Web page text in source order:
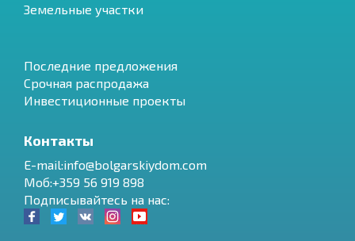
Земельные участки
Последние предложения
Срочная распродажа
Инвестиционные проекты
Контакты
E-mail:info@bolgarskiydom.com
Моб:+359 56 919 898
Подписывайтесь на нас: